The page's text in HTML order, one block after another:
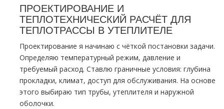
ПРОЕКТИРОВАНИЕ И
ТЕПЛОТЕХНИЧЕСКИЙ РАСЧЁТ ДЛЯ
ТЕПЛОТРАССЫ В УТЕПЛИТЕЛЕ
Проектирование я начинаю с чёткой постановки задачи.
Определяю температурный режим, давление и
требуемый расход. Ставлю граничные условия: глубина
прокладки, климат, доступ для обслуживания. На основе
этого выбираю тип трубы, утеплителя и наружной
оболочки.